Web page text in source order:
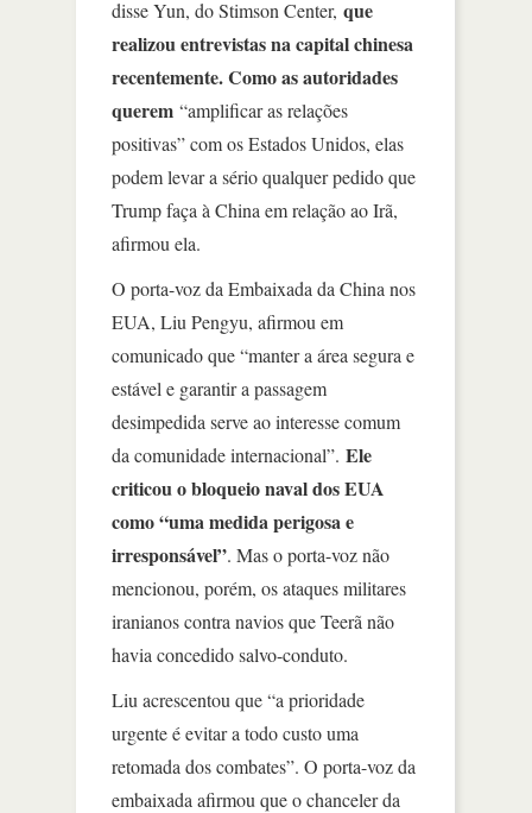
disse Yun, do Stimson Center, que
realizou entrevistas na capital chinesa
recentemente. Como as autoridades
querem “amplificar as relações
positivas” com os Estados Unidos, elas
podem levar a sério qualquer pedido que
Trump faça à China em relação ao Irã,
afirmou ela.
O porta-voz da Embaixada da China nos
EUA, Liu Pengyu, afirmou em
comunicado que “manter a área segura e
estável e garantir a passagem
desimpedida serve ao interesse comum
da comunidade internacional”. Ele
criticou o bloqueio naval dos EUA
como “uma medida perigosa e
irresponsável”. Mas o porta-voz não
mencionou, porém, os ataques militares
iranianos contra navios que Teerã não
havia concedido salvo-conduto.
Liu acrescentou que “a prioridade
urgente é evitar a todo custo uma
retomada dos combates”. O porta-voz da
embaixada afirmou que o chanceler da